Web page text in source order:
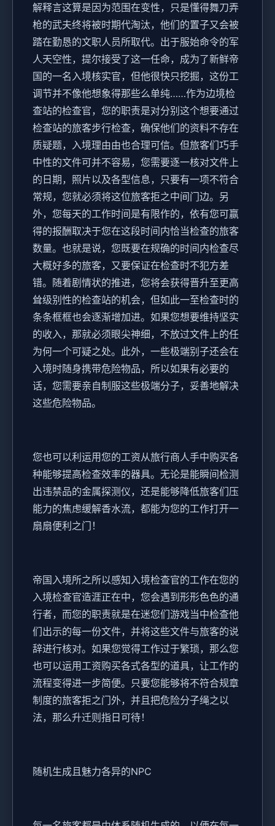
解释言这算是因为范围在变性，只是懂得舞刀弄
枪的武夫终将被时期代淘汰，他们的置子又会被
踏在勤恳的文职人员所取代。出于服始命令的军
人天空性，提尔接受了这一任命，成为了新鲜帝
国的一名入境核实官，但他很快只挖掘，这份工
调节并不像他想象得那些么单纯……作为边境检
查站的检查官，您的职责是对分别这个想要通过
检查站的旅客步行检查，确保他们的资料不存在
质疑题，入境理由由也合理可信。但旅客们巧手
中性的文件可并不容易，您需要逐一核对文件上
的日期，照片以及各型信息，只要有一项不符合
常规，您就必须将这位旅客拒之中间门边。另
外，您每天的工作时间是有限作的，依有您可赢
得的报酬取决于您在这段时间内恰当检查的旅客
数量。也就是说，您既要在规确的时间内检查尽
大概好多的旅客，又要保证在检查时不犯方差
错。随着剧情状的推进，您将会获得晋升至更高
耸级别性的检查站的机会，但如此一至检查时的
条条框框也会逐渐增加进。如果您想要维持坚实
的收入，那就必须眼尖神细，不放过文件上的任
为何一个可疑之处。此外，一些极端别子还会在
入境时随身携带危险物品，所以如果有必要的
话，您需要亲自制服这些极端分子，妥善地解决
这些危险物品。
您也可以利运用您的工资从旅行商人手中购买各
种能够提高检查效率的器具。无论是能瞬间检测
出违禁品的金属探测仪，还是能够降低旅客们压
能力的焦虑缓解香水流，都能为您的工作打开一
扇扇便利之门！
帝国入境所之所以感知入境检查官的工作在您的
入境检查官造涯正在中，您会遇到形形色色的通
行者，而您的职责就是在迷您们游戏当中检查他
们出示的每一份文件，并将这些文件与旅客的说
辞进行核对。如果您觉得工作过于繁琐，那么您
也可以运用工资购买各式各型的道具，让工作的
流程变得进一步简便。只要您能够将不符合规章
制度的旅客拒之门外，并且把危险分子绳之以
法，那么升迁则指日可待！
随机生成且魅力各异的NPC